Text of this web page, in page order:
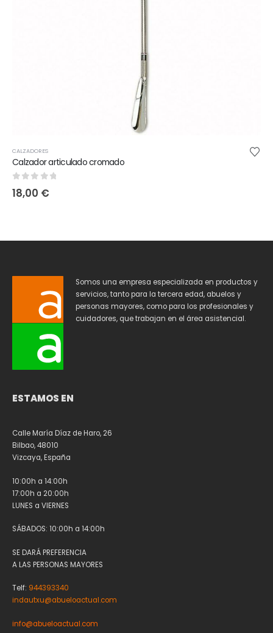
CALZADORES
Calzador articulado cromado
out of 5
18,00 €
Somos una empresa especializada en productos y
servicios, tanto para la tercera edad, abuelos y
personas mayores, como para los profesionales y
cuidadores, que trabajan en el área asistencial.
ESTAMOS EN
Calle María Díaz de Haro, 26
Bilbao, 48010
Vizcaya, España
10:00h a 14:00h
17:00h a 20:00h
LUNES a VIERNES
SÁBADOS: 10:00h a 14:00h
SE DARÁ PREFERENCIA
A LAS PERSONAS MAYORES
Telf: 944393340
indautxu@abueloactual.com
info@abueloactual.com